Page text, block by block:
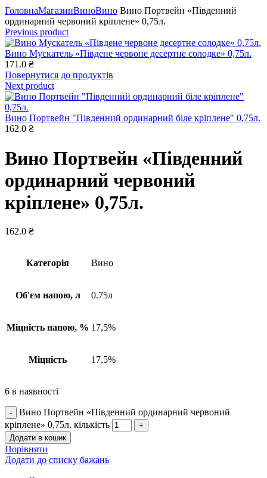
ГоловнаМагазинВиноВино Вино Портвейн «Південний
ординарний червоний кріплене» 0,75л.
Previous product
Вино Мускатель «Південе червоне десертне солодке» 0,75л.
171.0 ₴
Повернутися до продуктів
Next product
Вино Портвейн "Південний ординарний біле кріплене" 0,75л.
162.0 ₴
Вино Портвейн «Південний
ординарний червоний
кріплене» 0,75л.
162.0 ₴
Категорія Вино
Об'єм напою, л 0.75л
Міцність напою, % 17,5%
Міцність 17,5%
6 в наявності
Вино Портвейн «Південний ординарний червоний
кріплене» 0,75л. кількість
Додати в кошик
Порівняти
Додати до списку бажань